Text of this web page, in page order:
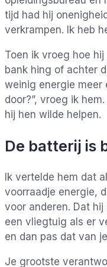
tijd had hij
verkrampen. Ik heb
Toen ik vroeg hoe
bank hing of achter
weinig energie meer
door?”, vroeg ik
hij hen wilde helpen.
De batterij is
Ik vertelde hem dat
voorraadje energie,
voor anderen. Dat
een vliegtuig als er
en dan pas dat van
Je grootste